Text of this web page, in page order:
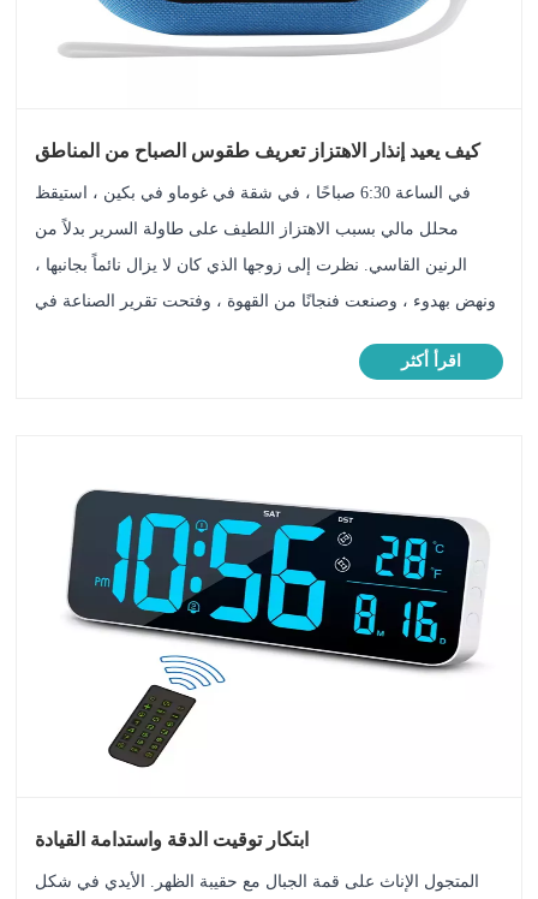
كيف يعيد إنذار الاهتزاز تعريف طقوس الصباح من المناطق
في الساعة 6:30 صباحًا ، في شقة في غوماو في بكين ، استيقظ
محلل مالي بسبب الاهتزاز اللطيف على طاولة السرير بدلاً من
الرنين القاسي. نظرت إلى زوجها الذي كان لا يزال نائماً بجانبها ،
ونهض بهدوء ، وصنعت فنجانًا من القهوة ، وفتحت تقرير الصناعة في
اقرأ أكثر
ابتكار توقيت الدقة واستدامة القيادة
المتجول الإناث على قمة الجبال مع حقيبة الظهر. الأيدي في شكل